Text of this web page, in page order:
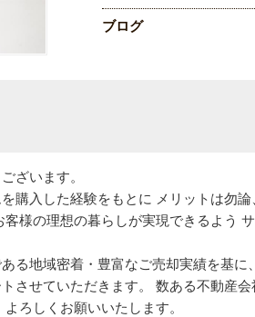
ブログ
ざいます。
購入した経験をもとに メリットは勿
様の理想の暮らしが実現できるよう
る地域密着・豊富なご売却実績を基
させていただきます。 数ある不動産
ろしくお願いいたします。